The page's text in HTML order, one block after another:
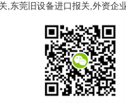
,东莞旧设备进口报关,外资